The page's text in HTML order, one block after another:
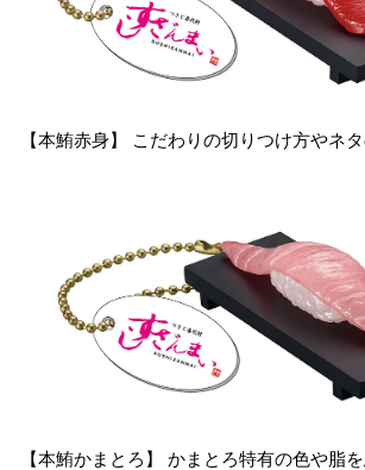
【本鮪赤身】 こだわりの切りつけ方やネ
【本鮪かまとろ】 かまとろ特有の色や脂を